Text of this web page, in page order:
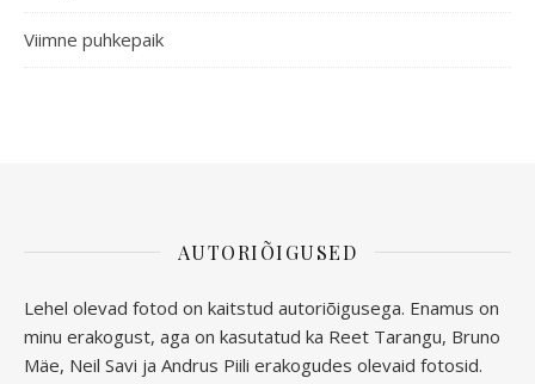
Viimne puhkepaik
AUTORIÕIGUSED
Lehel olevad fotod on kaitstud autoriõigusega. Enamus on
minu erakogust, aga on kasutatud ka Reet Tarangu, Bruno
Mäe, Neil Savi ja Andrus Piili erakogudes olevaid fotosid.